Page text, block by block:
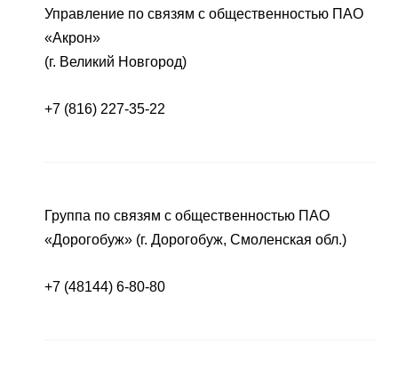
Управление по связям с общественностью ПАО
«Акрон»
(г. Великий Новгород)
+7 (816) 227-35-22
Группа по связям с общественностью ПАО
«Дорогобуж» (г. Дорогобуж, Смоленская обл.)
+7 (48144) 6-80-80